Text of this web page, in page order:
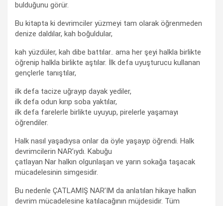
bulduğunu görür.
Bu kitapta ki devrimciler yüzmeyi tam olarak öğrenmeden
denize daldılar, kah boğuldular,
kah yüzdüler, kah dibe battılar.. ama her şeyi halkla birlikte
öğrenip halkla birlikte aştılar. İlk defa uyuşturucu kullanan
gençlerle tanıştılar,
ilk defa tacize uğrayıp dayak yediler,
ilk defa odun kırıp soba yaktılar,
ilk defa farelerle birlikte uyuyup, pirelerle yaşamayı
öğrendiler.
Halk nasıl yaşadıysa onlar da öyle yaşayıp öğrendi. Halk
devrimcilerin NAR’ıydı. Kabuğu
çatlayan Nar halkın olgunlaşan ve yarın sokağa taşacak
mücadelesinin simgesidir.
Bu nedenle ÇATLAMIŞ NAR’IM da anlatılan hikaye halkın
devrim mücadelesine katılacağının müjdesidir. Tüm